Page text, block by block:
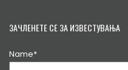
ЗАЧЛЕНЕТЕ СЕ ЗА ИЗВЕСТУВАЊА
Name*